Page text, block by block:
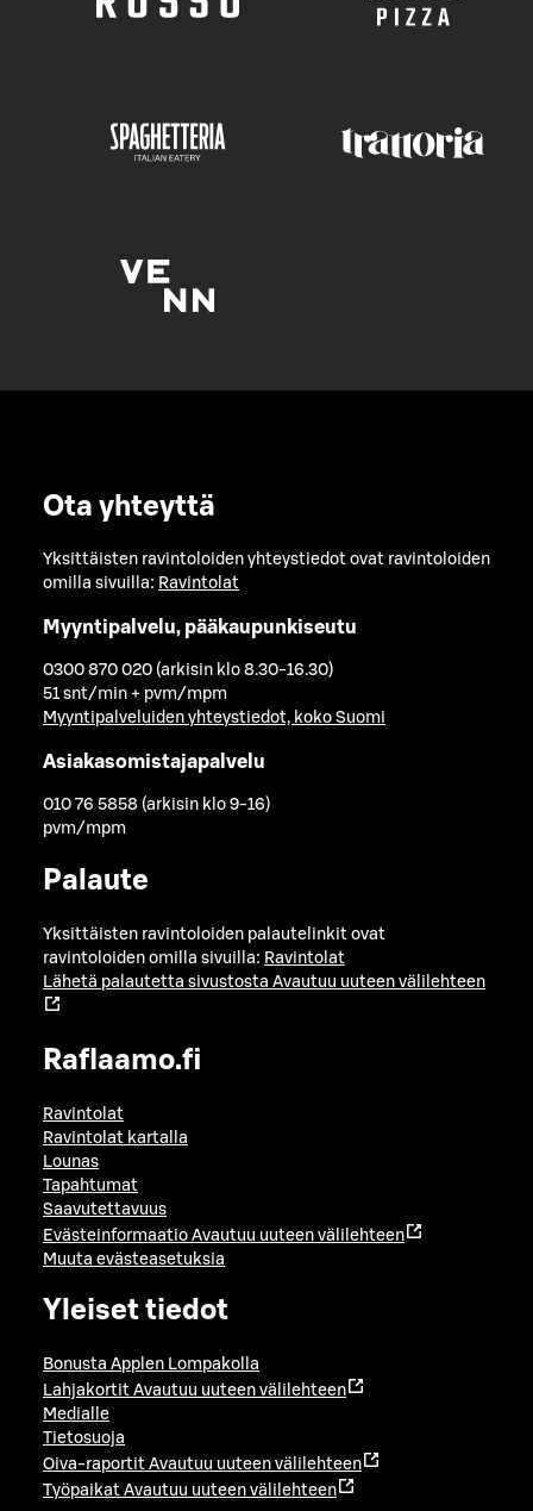
Ota yhteyttä
Yksittäisten ravintoloiden yhteystiedot ovat ravintoloiden
omilla sivuilla: Ravintolat
Myyntipalvelu, pääkaupunkiseutu
0300 870 020 (arkisin klo 8.30-16.30)
51 snt/min + pvm/mpm
Myyntipalveluiden yhteystiedot, koko Suomi
Asiakasomistajapalvelu
010 76 5858 (arkisin klo 9-16)
pvm/mpm
Palaute
Yksittäisten ravintoloiden palautelinkit ovat
ravintoloiden omilla sivuilla: Ravintolat
Lähetä palautetta sivustosta Avautuu uuteen välilehteen
Raflaamo.fi
Ravintolat
Ravintolat kartalla
Lounas
Tapahtumat
Saavutettavuus
Evästeinformaatio Avautuu uuteen välilehteen
Muuta evästeasetuksia
Yleiset tiedot
Bonusta Applen Lompakolla
Lahjakortit Avautuu uuteen välilehteen
Medialle
Tietosuoja
Oiva-raportit Avautuu uuteen välilehteen
Työpaikat Avautuu uuteen välilehteen